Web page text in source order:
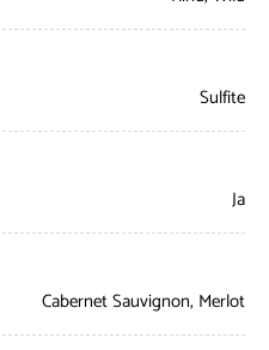
Sulfite
Ja
Cabernet Sauvignon, Merlot